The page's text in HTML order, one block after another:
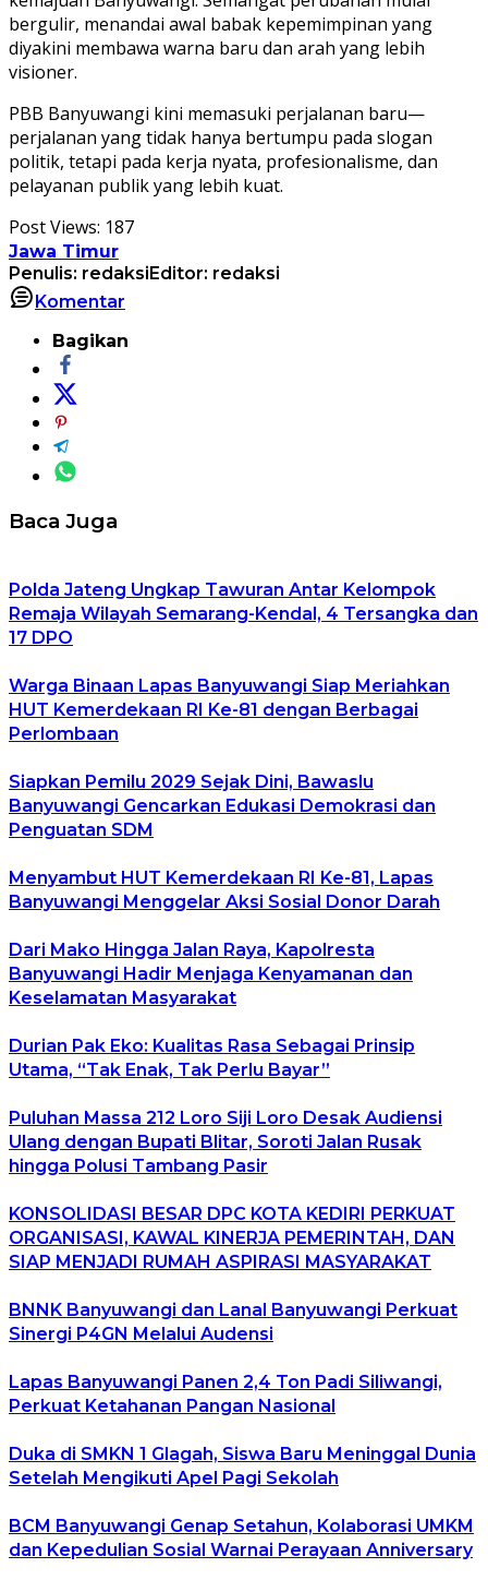
bergulir, menandai awal babak kepemimpinan yang
diyakini membawa warna baru dan arah yang lebih
visioner.
PBB Banyuwangi kini memasuki perjalanan baru—
perjalanan yang tidak hanya bertumpu pada slogan
politik, tetapi pada kerja nyata, profesionalisme, dan
pelayanan publik yang lebih kuat.
Post Views: 187
Jawa Timur
Penulis: redaksiEditor: redaksi
Komentar
Bagikan
Baca Juga
Polda Jateng Ungkap Tawuran Antar Kelompok
Remaja Wilayah Semarang-Kendal, 4 Tersangka dan
17 DPO
Warga Binaan Lapas Banyuwangi Siap Meriahkan
HUT Kemerdekaan RI Ke-81 dengan Berbagai
Perlombaan
Siapkan Pemilu 2029 Sejak Dini, Bawaslu
Banyuwangi Gencarkan Edukasi Demokrasi dan
Penguatan SDM
Menyambut HUT Kemerdekaan RI Ke-81, Lapas
Banyuwangi Menggelar Aksi Sosial Donor Darah
Dari Mako Hingga Jalan Raya, Kapolresta
Banyuwangi Hadir Menjaga Kenyamanan dan
Keselamatan Masyarakat
Durian Pak Eko: Kualitas Rasa Sebagai Prinsip
Utama, “Tak Enak, Tak Perlu Bayar”
Puluhan Massa 212 Loro Siji Loro Desak Audiensi
Ulang dengan Bupati Blitar, Soroti Jalan Rusak
hingga Polusi Tambang Pasir
KONSOLIDASI BESAR DPC KOTA KEDIRI PERKUAT
ORGANISASI, KAWAL KINERJA PEMERINTAH, DAN
SIAP MENJADI RUMAH ASPIRASI MASYARAKAT
BNNK Banyuwangi dan Lanal Banyuwangi Perkuat
Sinergi P4GN Melalui Audensi
Lapas Banyuwangi Panen 2,4 Ton Padi Siliwangi,
Perkuat Ketahanan Pangan Nasional
Duka di SMKN 1 Glagah, Siswa Baru Meninggal Dunia
Setelah Mengikuti Apel Pagi Sekolah
BCM Banyuwangi Genap Setahun, Kolaborasi UMKM
dan Kepedulian Sosial Warnai Perayaan Anniversary